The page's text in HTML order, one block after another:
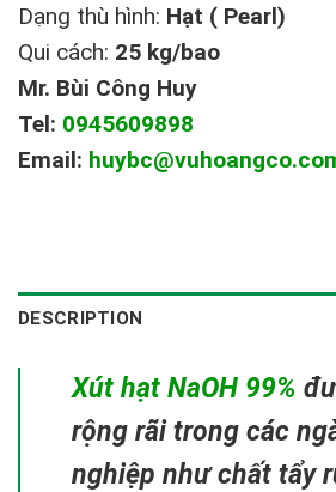
Dạng thù hình: Hạt ( Pearl)
Qui cách: 25 kg/bao
Mr. Bùi Công Huy
Tel: 0945609898
Email:
DESCRIPTION
Xút hạt NaOH 99%
rộng rãi trong các
nghiệp như chất tẩy